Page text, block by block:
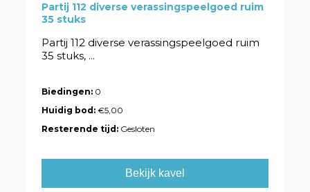
Partij 112 diverse verassingspeelgoed ruim
35 stuks
Partij 112 diverse verassingspeelgoed ruim
35 stuks, ...
Biedingen: 0
Huidig bod:€5,00
Resterende tijd: Gesloten
Bekijk kavel